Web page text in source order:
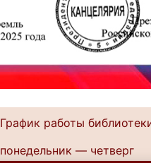
График работы
понедельник — четверг